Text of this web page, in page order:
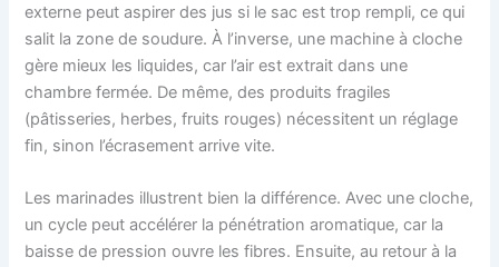
externe peut aspirer des jus si le sac est trop rempli, ce qui
salit la zone de soudure. À l’inverse, une machine à cloche
gère mieux les liquides, car l’air est extrait dans une
chambre fermée. De même, des produits fragiles
(pâtisseries, herbes, fruits rouges) nécessitent un réglage
fin, sinon l’écrasement arrive vite.
Les marinades illustrent bien la différence. Avec une cloche,
un cycle peut accélérer la pénétration aromatique, car la
baisse de pression ouvre les fibres. Ensuite, au retour à la